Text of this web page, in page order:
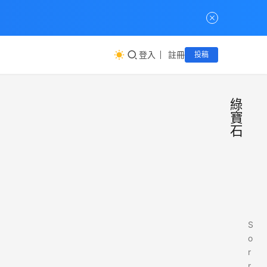
登入 註冊 投稿
綠
寶
石
S
o
r